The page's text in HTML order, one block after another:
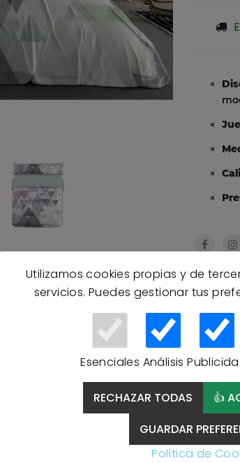
Utilizamos cookies propias y de
servicios. Puedes gestionar tus
Esenciales Análisis
RECHAZAR TODAS
👍
GUARDAR
Política de
Productos